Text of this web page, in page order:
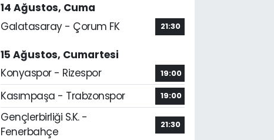
14 Ağustos, Cuma
Galatasaray - Çorum FK
21:30
15 Ağustos, Cumartesi
Konyaspor - Rizespor
19:00
Kasımpaşa - Trabzonspor 19:00
Gençlerbirliği S.K. -
Fenerbahçe
21:30